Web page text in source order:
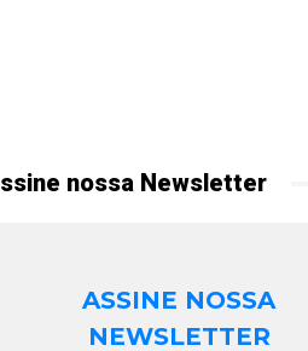
nossa Newsletter
ASSINE NOSSA
NEWSLETTER